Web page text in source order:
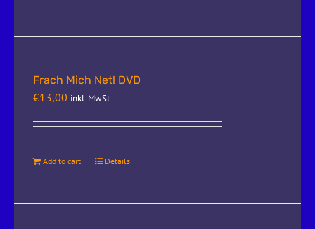
Frach Mich Net! DVD
€13,00 inkl. MwSt.
Add to cart Details